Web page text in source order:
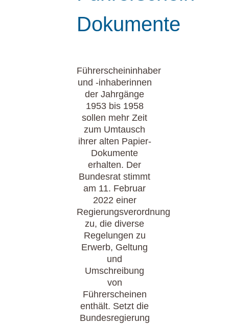
Dokumente
Führerscheininhaber
und -inhaberinnen
der Jahrgänge
1953 bis 1958
sollen mehr Zeit
zum Umtausch
ihrer alten Papier-
Dokumente
erhalten. Der
Bundesrat stimmt
am 11. Februar
2022 einer
Regierungsverordnung
zu, die diverse
Regelungen zu
Erwerb, Geltung
und
Umschreibung
von
Führerscheinen
enthält. Setzt die
Bundesregierung